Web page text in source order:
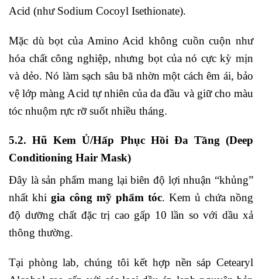
Acid (như Sodium Cocoyl Isethionate).
Mặc dù bọt của Amino Acid không cuồn cuộn như
hóa chất công nghiệp, nhưng bọt của nó cực kỳ mịn
và dẻo. Nó làm sạch sâu bã nhờn một cách êm ái, bảo
vệ lớp màng Acid tự nhiên của da đầu và giữ cho màu
tóc nhuộm rực rỡ suốt nhiều tháng.
5.2. Hũ Kem Ủ/Hấp Phục Hồi Đa Tầng (Deep
Conditioning Hair Mask)
Đây là sản phẩm mang lại biên độ lợi nhuận “khủng”
nhất khi gia công mỹ phẩm tóc. Kem ủ chứa nồng
độ dưỡng chất đặc trị cao gấp 10 lần so với dầu xả
thông thường.
Tại phòng lab, chúng tôi kết hợp nền sáp Cetearyl